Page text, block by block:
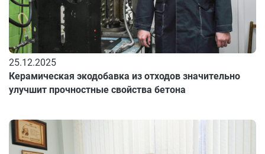
25.12.2025
Керамическая экодобавка из отходов значительно
улучшит прочностные свойства бетона